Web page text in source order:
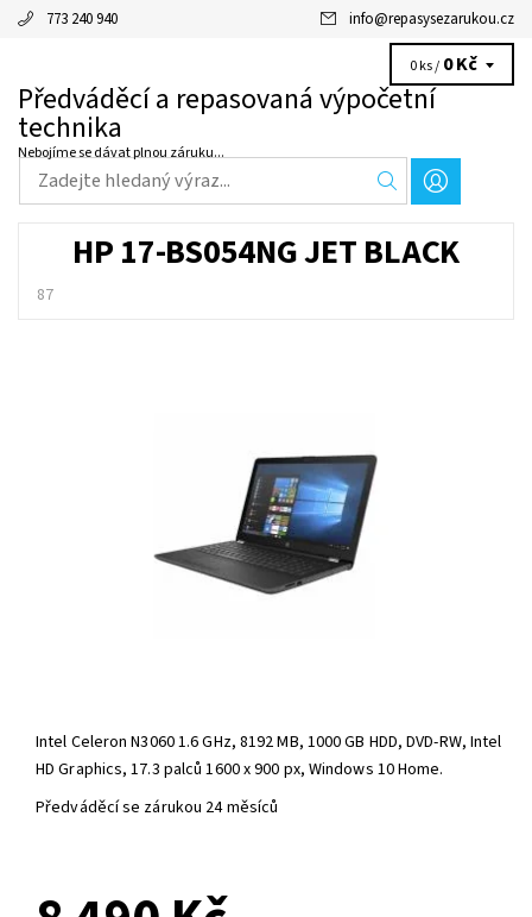
773 240 940 info@repasysezarukou.cz
Předváděcí a repasovaná výpočetní
technika
Nebojíme se dávat plnou záruku...
0 ks / 0 Kč
HP 17-BS054NG JET BLACK
87
Intel Celeron N3060 1.6 GHz, 8192 MB, 1000 GB HDD, DVD-RW, Intel
HD Graphics, 17.3 palců 1600 x 900 px, Windows 10 Home.
Předváděcí se zárukou 24 měsíců